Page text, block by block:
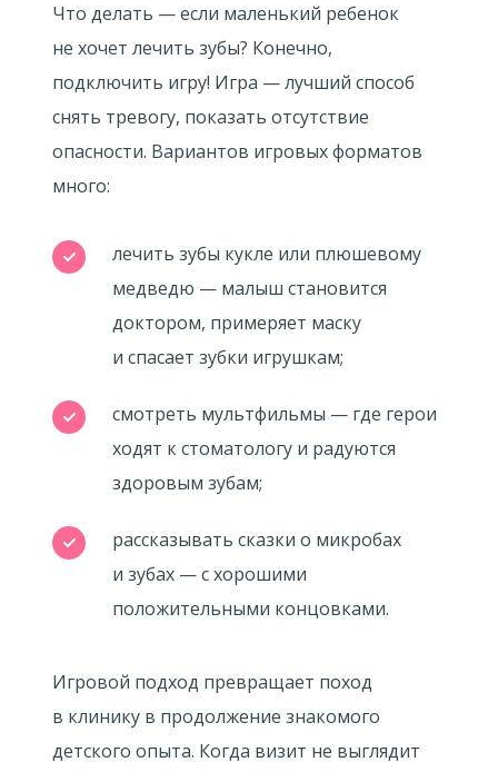
Что делать — если маленький ребенок
не хочет лечить зубы? Конечно,
подключить игру! Игра — лучший способ
снять тревогу, показать отсутствие
опасности. Вариантов игровых форматов
много:
лечить зубы кукле или плюшевому
медведю — малыш становится
доктором, примеряет маску
и спасает зубки игрушкам;
смотреть мультфильмы — где герои
ходят к стоматологу и радуются
здоровым зубам;
рассказывать сказки о микробах
и зубах — с хорошими
положительными концовками.
Игровой подход превращает поход
в клинику в продолжение знакомого
детского опыта. Когда визит не выглядит